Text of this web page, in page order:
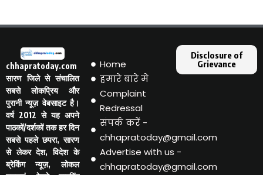
chhapratoday.com
सारण जिले से संचालित
सबसे लोकप्रिय और
पुरानी न्यूज़ वेबसाइट है।
वर्ष 2012 से यह अपने
पाठकों/दर्शकों तक हर दिन
सबसे पहले छपरा, सारण
से लेकर देश, विदेश के
ब्रेकिंग न्यूज़, लोकल
Home
हमारे बारे मे
Complaint
Redressal
संपर्क करें -
chhapratoday@gmail.com
Advertise with us -
chhapratoday@gmail.com
Disclosure of
Grievance